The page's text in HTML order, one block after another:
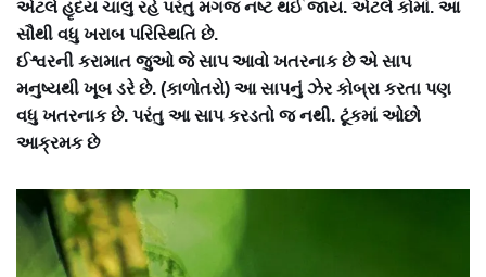
એટલે હૃદય ચાલુ રહે પરંતુ મગજ નષ્ટ થઈ જાય. એટલે કોમાં. આ
સૌથી વધુ ખરાબ પરિસ્થિતિ છે.
ઈશ્વરની કરામાત જુઓ જે સાપ આવો ખતરનાક છે એ સાપ
મનુષ્યથી ખૂબ ડરે છે. (કાળોતરો) આ સાપનું ઝેર કોબ્રા કરતા પણ
વધુ ખતરનાક છે. પરંતુ આ સાપ કરડતો જ નથી. ટૂંકમાં ઓછો
આક્રમક છે